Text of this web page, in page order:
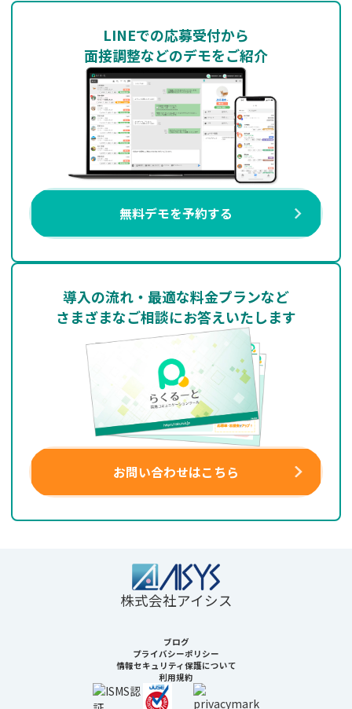
LINEでの応募受付から
面接調整などのデモをご紹介
無料デモを予約する
導入の流れ・最適な料金プランなど
さまざまなご相談にお答えいたします
お問い合わせはこちら
株式会社アイシス
ブログ
プライバシーポリシー
情報セキュリティ保護について
利用規約